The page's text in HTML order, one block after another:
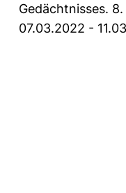
Gedächtnisses.
07.03.2022 -